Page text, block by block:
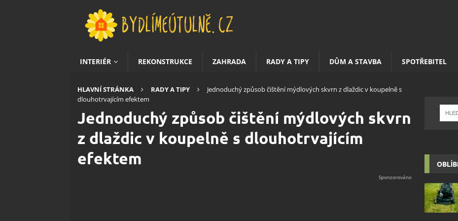
INTERIÉR REKONSTRUKCE ZAHRADA RADY A TIPY DŮM A STAVBA SPOTŘEBITEL
HLAVNÍ STRÁNKA RADY A TIPY
Jednoduchý způsob čištění mýdlových skvrn z dlaždic v koupelně s
dlouhotrvajícím efektem
Jednoduchý způsob čištění mýdlových skvrn
z dlaždic v koupelně s dlouhotrvajícím
efektem